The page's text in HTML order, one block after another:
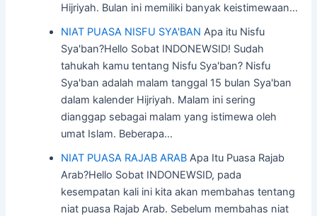
Hijriyah. Bulan ini memiliki banyak keistimewaan…
NIAT PUASA NISFU SYA'BAN Apa itu Nisfu
Sya'ban?Hello Sobat INDONEWSID! Sudah
tahukah kamu tentang Nisfu Sya'ban? Nisfu
Sya'ban adalah malam tanggal 15 bulan Sya'ban
dalam kalender Hijriyah. Malam ini sering
dianggap sebagai malam yang istimewa oleh
umat Islam. Beberapa…
NIAT PUASA RAJAB ARAB Apa Itu Puasa Rajab
Arab?Hello Sobat INDONEWSID, pada
kesempatan kali ini kita akan membahas tentang
niat puasa Rajab Arab. Sebelum membahas niat